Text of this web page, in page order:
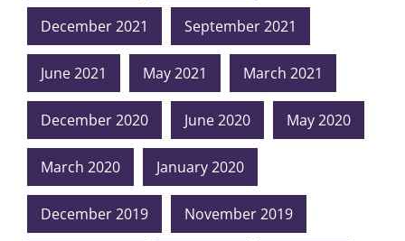
December 2021 September 2021
June 2021 May 2021 March 2021
December 2020 June 2020 May 2020
March 2020 January 2020
December 2019 November 2019